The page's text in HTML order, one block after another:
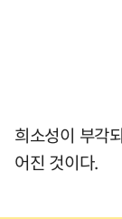
희소성이 부각
어진 것이다.